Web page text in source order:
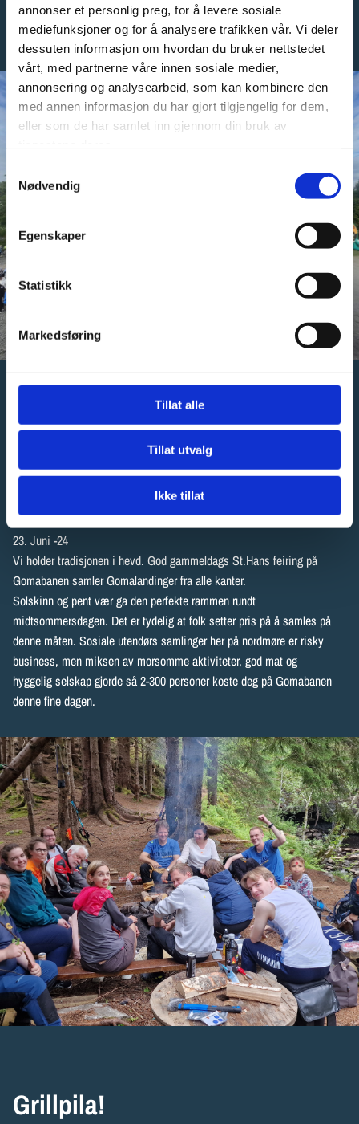
annonser et personlig preg, for å levere sosiale
mediefunksjoner og for å analysere trafikken vår. Vi deler
dessuten informasjon om hvordan du bruker nettstedet
vårt, med partnerne våre innen sosiale medier,
annonsering og analysearbeid, som kan kombinere den
med annen informasjon du har gjort tilgjengelig for dem,
eller som de har samlet inn gjennom din bruk av
Nødvendig
Egenskaper
Statistikk
Markedsføring
Tillat alle
Tillat utvalg
Ikke tillat
spiller nasjonalsangen. En viktig og fin påminnelse om de ofre som
ble gjort for vår frihet.
St.Hans feiring på
Gomabanen for barn i alle
23. Juni -24
Vi holder tradisjonen i hevd. God gammeldags St.Hans feiring på
Gomabanen samler Gomalandinger fra alle kanter.
Solskinn og pent vær ga den perfekte rammen rundt
midtsommersdagen. Det er tydelig at folk setter pris på å samles på
denne måten. Sosiale utendørs samlinger her på nordmøre er risky
business, men miksen av morsomme aktiviteter, god mat og
hyggelig selskap gjorde så 2-300 personer koste deg på Gomabanen
denne fine dagen.
Grillpila!